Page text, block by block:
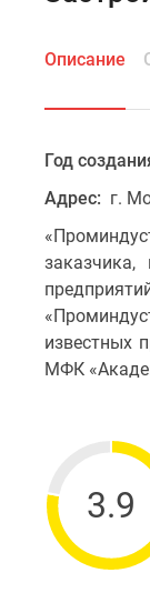
Описание
Год
Адрес: г.
известных
МФК
3.9